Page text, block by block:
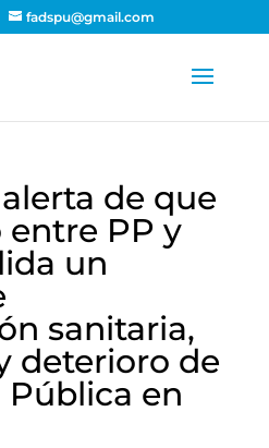
fadspu@gmail.com
de que
entre PP y
un
sanitaria,
deterioro de
Pública en